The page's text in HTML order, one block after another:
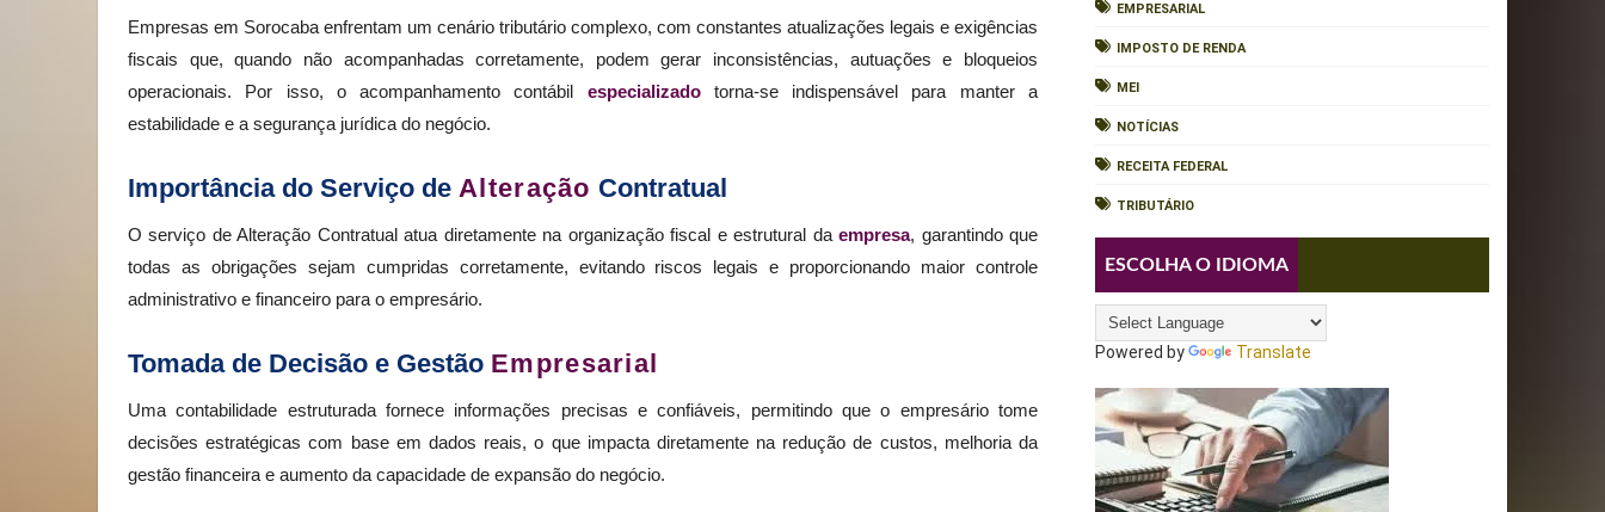
Empresas em Sorocaba enfrentam um cenário tributário complexo, com constantes atualizações legais e exigências
fiscais que, quando não acompanhadas corretamente, podem gerar inconsistências, autuações e bloqueios
operacionais. Por isso, o acompanhamento contábil especializadotorna-se indispensável para manter a
estabilidade e a segurança jurídica do negócio.
Importância do Serviço de Alteração Contratual
O serviço de Alteração Contratual atua diretamente na organização fiscal e estrutural daempresa, garantindo que
todas as obrigações sejam cumpridas corretamente, evitando riscos legais e proporcionando maior controle
administrativo e financeiro para o empresário.
Tomada de Decisão e Gestão Empresarial
Uma contabilidade estruturada fornece informações precisas e confiáveis, permitindo que o empresário tome
decisões estratégicas com base em dados reais, o que impacta diretamente na redução de custos, melhoria da
gestão financeira e aumento da capacidade de expansão do negócio.
EMPRESARIAL
IMPOSTO DE RENDA
MEI
NOTÍCIAS
RECEITA FEDERAL
TRIBUTÁRIO
ESCOLHA O IDIOMA
Powered by Translate